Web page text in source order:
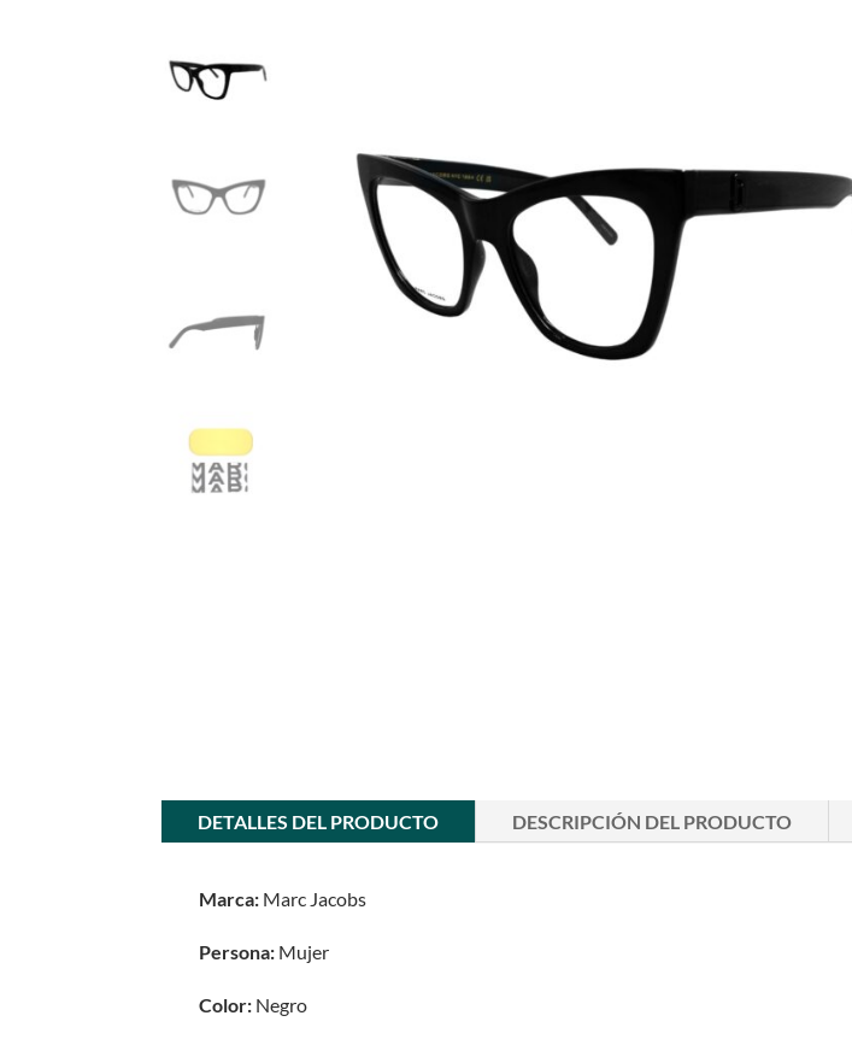
DETALLES DEL PRODUCTO DESCRIPCIÓN DEL PRODUCTO
Marca: Marc Jacobs
Persona: Mujer
Color: Negro